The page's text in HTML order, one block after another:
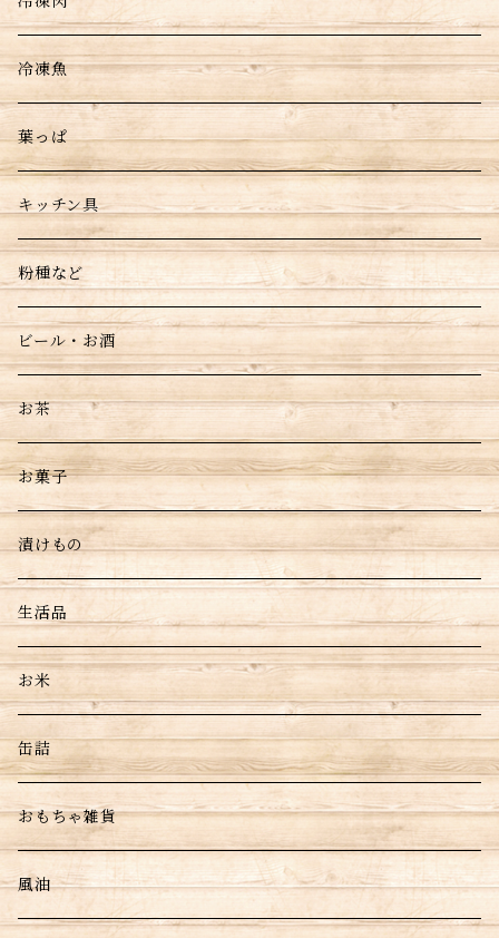
冷凍魚
葉っぱ
キッチン具
粉種など
ビール・お酒
お茶
お菓子
漬けもの
生活品
お米
缶詰
おもちゃ雑貨
風油